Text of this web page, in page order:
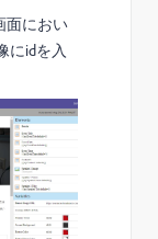
面におい
にidを入